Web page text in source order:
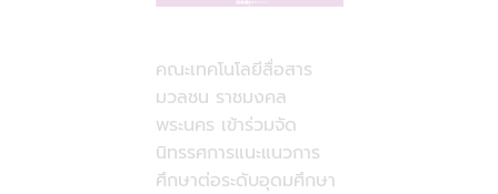
คณะเทคโนโลยีสื่อสาร
มวลชน ราชมงคล
พระนคร เข้าร่วมจัด
นิทรรศการแนะแนวการ
ศึกษาต่อระดับอุดมศึกษา